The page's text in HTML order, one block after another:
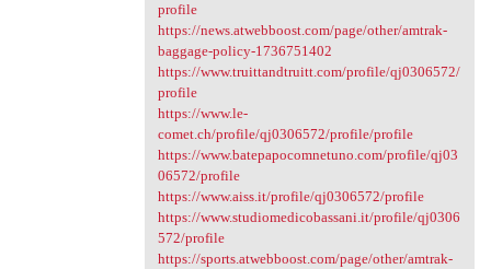
profile
https://news.atwebboost.com/page/other/amtrak-
baggage-policy-1736751402
https://www.truittandtruitt.com/profile/qj0306572/
profile
https://www.le-
comet.ch/profile/qj0306572/profile/profile
https://www.batepapocomnetuno.com/profile/qj03
06572/profile
https://www.aiss.it/profile/qj0306572/profile
https://www.studiomedicobassani.it/profile/qj0306
572/profile
https://sports.atwebboost.com/page/other/amtrak-